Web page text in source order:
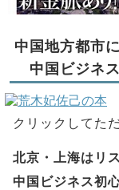
中国地方都市
中国ビジネス
クリックしてた
北京・上海はリ
中国ビジネス初